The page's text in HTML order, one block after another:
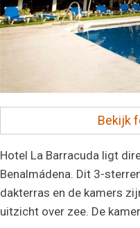
Bekijk
Hotel La Barracuda ligt
Benalmádena. Dit 3-
dakterras en de kamers
uitzicht over zee. De